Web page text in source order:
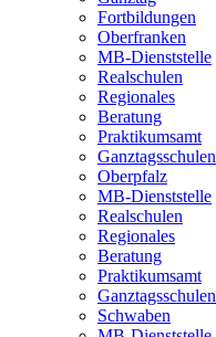
Fortbildungen
Oberfranken
MB-Dienststelle
Realschulen
Regionales
Beratung
Praktikumsamt
Ganztagsschulen
Oberpfalz
MB-Dienststelle
Realschulen
Regionales
Beratung
Praktikumsamt
Ganztagsschulen
Schwaben